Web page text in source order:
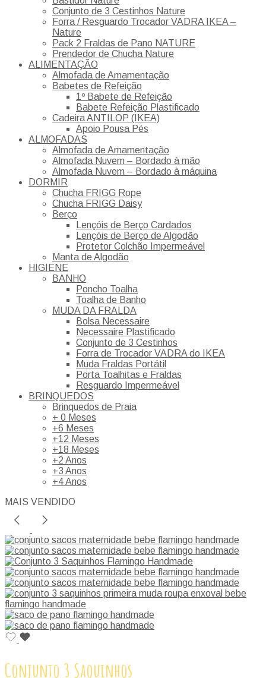
Conjunto de 3 Cestinhos Nature
Forra / Resguardo Trocador VADRA IKEA –
Nature
Pack 2 Fraldas de Pano NATURE
Prendedor de Chucha Nature
ALIMENTAÇÃO
Almofada de Amamentação
Babetes de Refeição
1º Babete de Refeição
Babete Refeição Plastificado
Cadeira ANTILOP (IKEA)
Apoio Pousa Pés
ALMOFADAS
Almofada de Amamentação
Almofada Nuvem – Bordado à mão
Almofada Nuvem – Bordado à máquina
DORMIR
Chucha FRIGG Rope
Chucha FRIGG Daisy
Berço
Lençóis de Berço Cardados
Lençóis de Berço de Algodão
Protetor Colchão Impermeável
Manta de Algodão
HIGIENE
BANHO
Poncho Toalha
Toalha de Banho
MUDA DA FRALDA
Bolsa Necessaire
Necessaire Plastificado
Conjunto de 3 Cestinhos
Forra de Trocador VADRA do IKEA
Muda Fraldas Portátil
Porta Toalhitas e Fraldas
Resguardo Impermeável
BRINQUEDOS
Brinquedos de Praia
+ 0 Meses
+6 Meses
+12 Meses
+18 Meses
+2 Anos
+3 Anos
+4 Anos
MAIS VENDIDO
Conjunto 3 Saquinhos